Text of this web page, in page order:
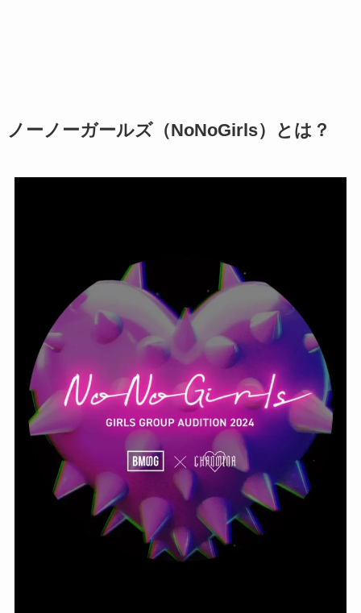
ノーノーガールズ（NoNoGirls）とは？